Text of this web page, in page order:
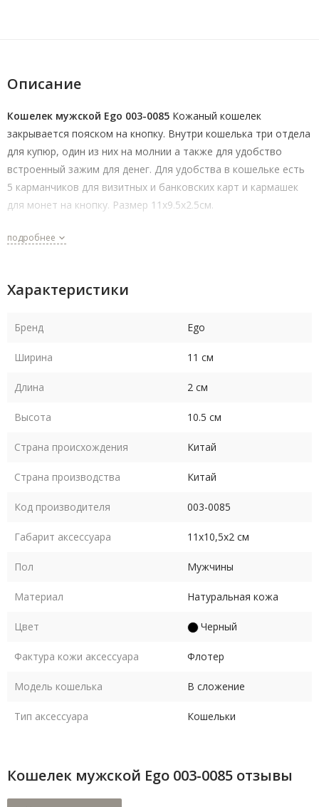
Описание
Кошелек мужской Ego 003-0085 Кожаный кошелек
закрывается пояском на кнопку. Внутри кошелька три отдела
для купюр, один из них на молнии а также для удобство
встроенный зажим для денег. Для удобства в кошельке есть
5 карманчиков для визитных и банковских карт и кармашек
для монет на кнопку. Размер 11х9.5х2.5см.
подробнее
Характеристики
Бренд Ego
Ширина 11 см
Длина 2 см
Высота 10.5 см
Страна происхождения Китай
Страна производства Китай
Код производителя 003-0085
Габарит аксессуара 11х10,5х2 см
Пол Мужчины
Материал Натуральная кожа
Цвет Черный
Фактура кожи аксессуара Флотер
Модель кошелька В сложение
Тип аксессуара Кошельки
Кошелек мужской Ego 003-0085 отзывы